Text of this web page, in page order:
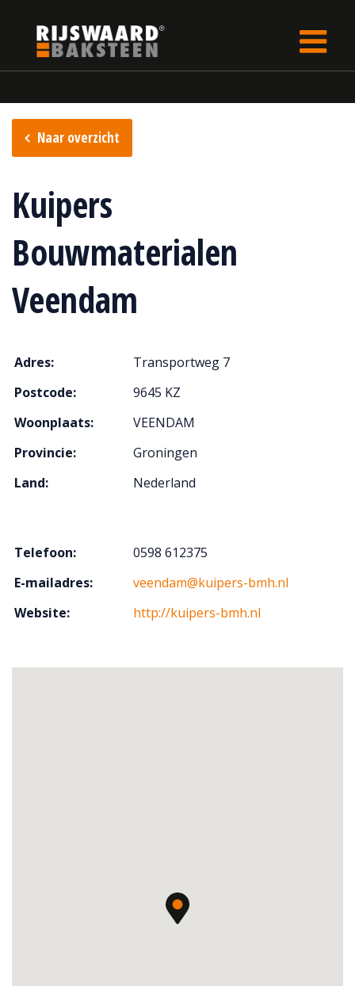
Naar overzicht
Kuipers
Bouwmaterialen
Veendam
Adres:
Transportweg 7
Postcode:
9645 KZ
Woonplaats:
VEENDAM
Provincie:
Groningen
Land:
Nederland
Telefoon:
0598 612375
E-mailadres:
veendam@kuipers-bmh.nl
Website:
http://kuipers-bmh.nl